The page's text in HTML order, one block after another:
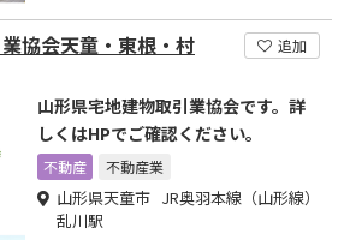
協会天童・東根・村
追加
山形県宅地建物取引業協会です。詳
しくはHPでご確認ください。
不動産 不動産業
山形県天童市 JR奥羽本線（山形線）
乱川駅